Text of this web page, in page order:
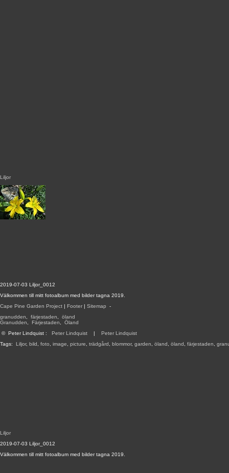
2019-07-03 Liljor_0012
Välkommen till mitt fotoalbum med bilder tagna 2019.
Cape Pine Garden Project | Footer | Sitemap -
granudden
färjestaden
öland
Granudden
Färjestaden
Öland
© Peter Lindquist : Peter Lindquist | Peter Lindquist
Tags: Liljor, bild foto image picture trädgård blommor, garden öland öland färjestaden
Liljor
Liljor
2019-07-03 Liljor_0012
Välkommen till mitt fotoalbum med bilder tagna 2019.